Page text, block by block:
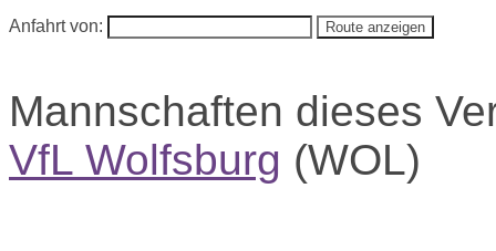
Anfahrt von:
Mannschaften dieses
VfL Wolfsburg (WOL)